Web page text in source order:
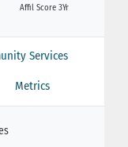
Affil Score 3Yr
Services
Metrics